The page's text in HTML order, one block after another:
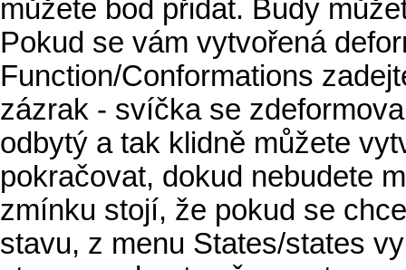
můžete bod přidat. Budy
Pokud se vám vytvořená
Function/Conformations
zázrak - svíčka se
odbytý a tak klidně můžete
pokračovat, dokud nebudete
zmínku stojí, že pokud se
stavu, z menu States/states